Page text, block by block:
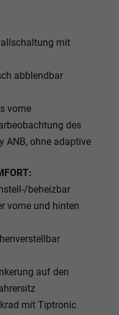
mit
abblendbar
vorne
des
ANB, ohne adaptive
beheizbar
vorne und hinten
auf den
mit Tiptronic